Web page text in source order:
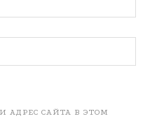
АДРЕС САЙТА В ЭТОМ